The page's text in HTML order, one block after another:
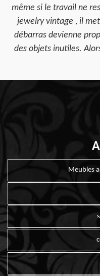
même si le travail ne
jewelry vintage , il
débarras devienne
des objets inutiles.
Meubles